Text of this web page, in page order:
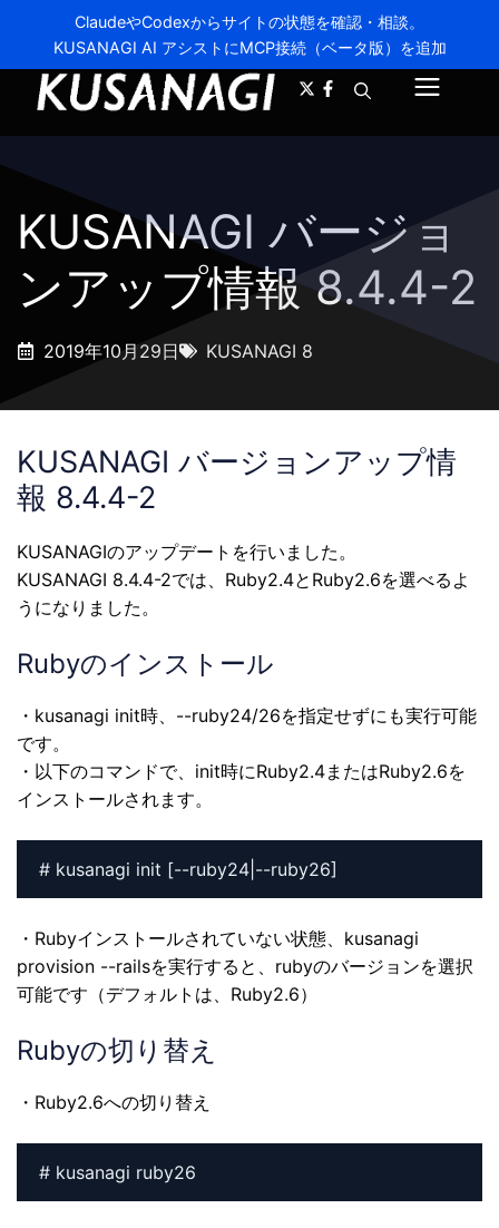
ClaudeやCodexからサイトの状態を確認・相談。
KUSANAGI AI アシストにMCP接続（ベータ版）を追加
ニ
KUSANAGI バージョ
ンアップ情報 8.4.4-2
2019年10月29日 KUSANAGI 8
KUSANAGI バージョンアップ情
報 8.4.4-2
KUSANAGIのアップデートを行いました。
KUSANAGI 8.4.4-2では、Ruby2.4とRuby2.6を選べるよ
うになりました。
Rubyのインストール
・kusanagi init時、--ruby24/26を指定せずにも実行可能
です。
・以下のコマンドで、init時にRuby2.4またはRuby2.6を
インストールされます。
# kusanagi init [--ruby24|--ruby26]
・Rubyインストールされていない状態、kusanagi
provision --railsを実行すると、rubyのバージョンを選択
可能です（デフォルトは、Ruby2.6）
Rubyの切り替え
・Ruby2.6への切り替え
# kusanagi ruby26
A- A+